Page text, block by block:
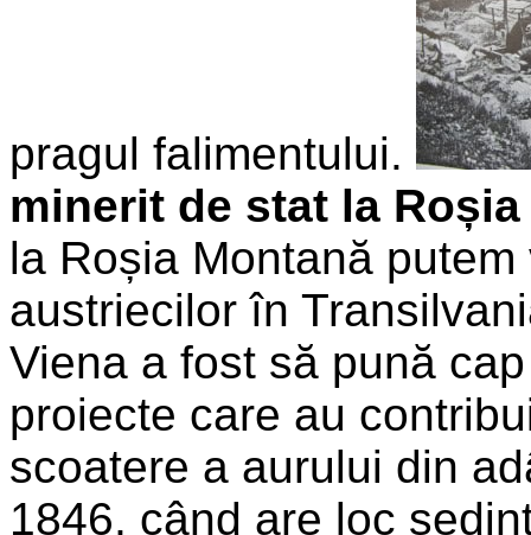
pragul falimentului.
minerit de stat la
la Roșia Montană
austriecilor în
Viena a fost să pună
proiecte care au
scoatere a aurului din
1846, când are loc